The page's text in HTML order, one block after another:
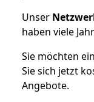
Unser
haben viele
Sie möchten
Sie sich jetzt
Angebote.